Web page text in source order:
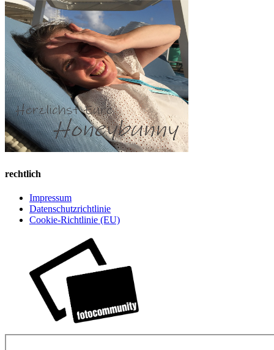
rechtlich
Impressum
Datenschutzrichtlinie
Cookie-Richtlinie (EU)